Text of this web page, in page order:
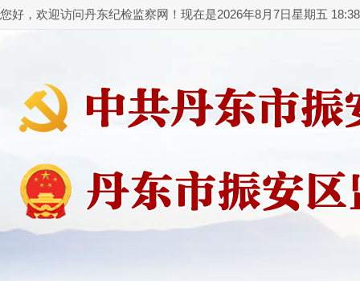
您好，欢迎访问丹东纪检监察网！现在是2026年8月7日星期五